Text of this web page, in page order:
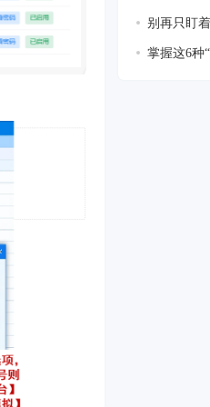
的盈别再只盯
5 个掌握这6种